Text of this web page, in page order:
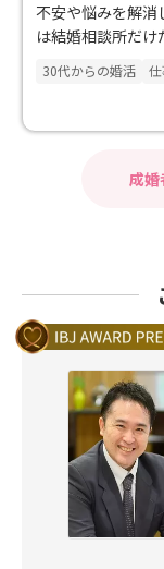
不安や悩みを解消
は結婚相談所だけ
30代からの婚活
成婚